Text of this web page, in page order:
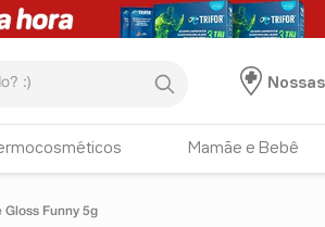
Mamãe e Bebê
Gloss Funny 5g